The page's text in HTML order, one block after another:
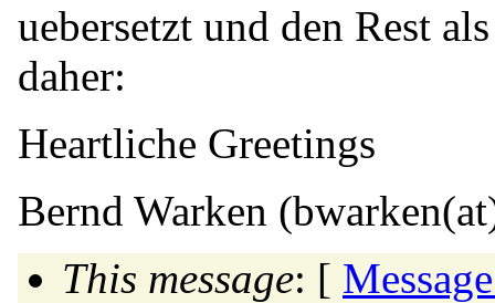
uebersetzt und den Rest
daher:
Heartliche Greetings
Bernd Warken
This message: [